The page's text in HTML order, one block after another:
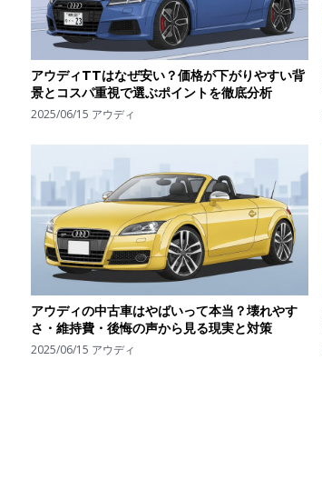
アウディTTはなぜ安い？価格が下がりやすい背
景とコスパ重視で選ぶポイントを徹底分析
2025/06/15 アウディ
アウディの中古車はやばいって本当？壊れやす
さ・維持費・後悔の声から見る現実と対策
2025/06/15 アウディ